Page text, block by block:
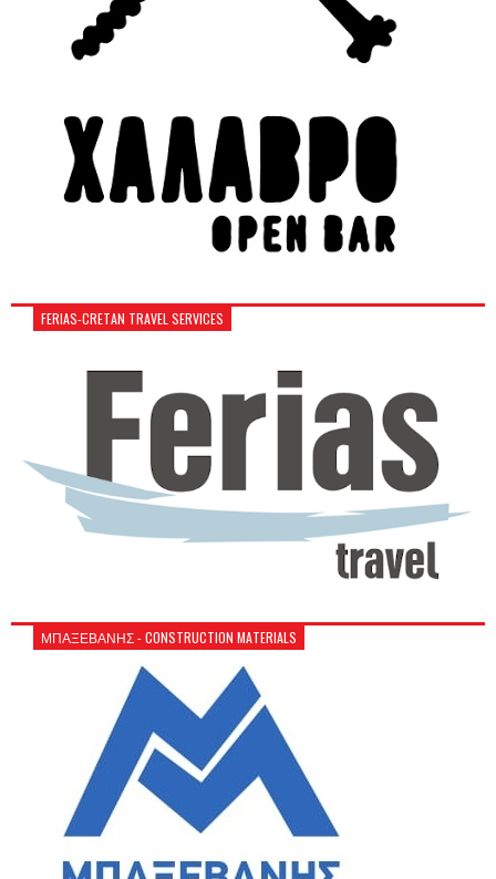
FERIAS-CRETAN TRAVEL SERVICES
ΜΠΑΞΕΒΑΝΗΣ - CONSTRUCTION MATERIALS